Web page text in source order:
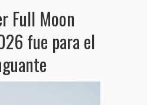
Full Moon
fue para el